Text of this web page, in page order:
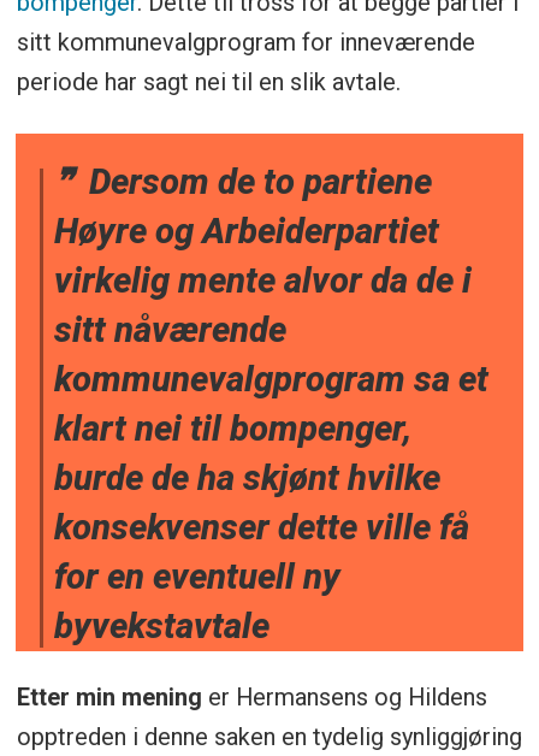
sitt kommunevalgprogram for inneværende
periode har sagt nei til en slik avtale.
Dersom de to partiene
Høyre og Arbeiderpartiet
virkelig mente alvor da de i
sitt nåværende
kommunevalgprogram sa et
klart nei til bompenger,
burde de ha skjønt hvilke
konsekvenser dette ville få
for en eventuell ny
byvekstavtale
Etter min mening er Hermansens og Hildens
opptreden i denne saken en tydelig synliggjøring